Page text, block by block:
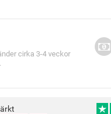
cirka 3-4 veckor